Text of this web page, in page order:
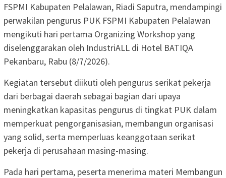
FSPMI Kabupaten Pelalawan, Riadi Saputra, mendampingi
perwakilan pengurus PUK FSPMI Kabupaten Pelalawan
mengikuti hari pertama Organizing Workshop yang
diselenggarakan oleh IndustriALL di Hotel BATIQA
Pekanbaru, Rabu (8/7/2026).
Kegiatan tersebut diikuti oleh pengurus serikat pekerja
dari berbagai daerah sebagai bagian dari upaya
meningkatkan kapasitas pengurus di tingkat PUK dalam
memperkuat pengorganisasian, membangun organisasi
yang solid, serta memperluas keanggotaan serikat
pekerja di perusahaan masing-masing.
Pada hari pertama, peserta menerima materi Membangun